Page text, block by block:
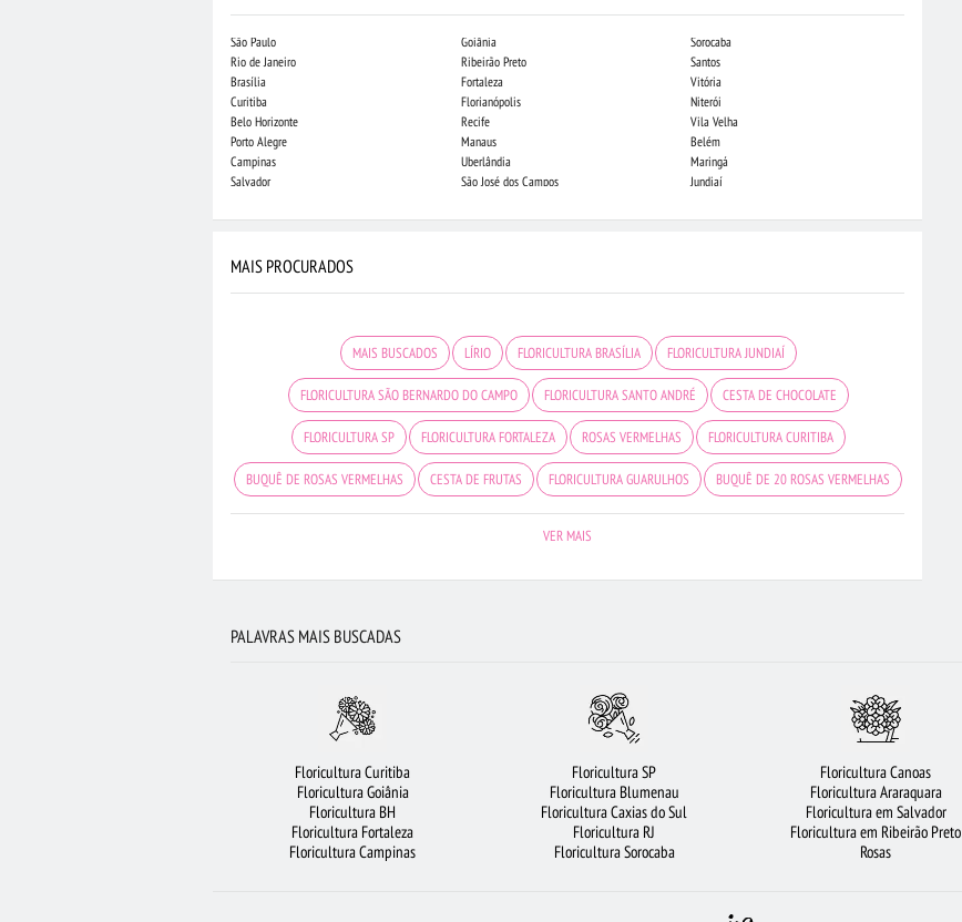
São Paulo
Rio de Janeiro
Brasília
Curitiba
Belo Horizonte
Porto Alegre
Campinas
Salvador
Goiânia
Ribeirão Preto
Fortaleza
Florianópolis
Recife
Manaus
Uberlândia
São José dos Campos
Sorocaba
Santos
Vitória
Niterói
Vila Velha
Belém
Maringá
Jundiaí
MAIS PROCURADOS
MAIS BUSCADOS LÍRIO FLORICULTURA BRASÍLIA FLORICULTURA JUNDIAÍ
FLORICULTURA SÃO BERNARDO DO CAMPO FLORICULTURA SANTO ANDRÉ CESTA DE CHOCOLATE
FLORICULTURA SP FLORICULTURA FORTALEZA ROSAS VERMELHAS FLORICULTURA CURITIBA
BUQUÊ DE ROSAS VERMELHAS CESTA DE FRUTAS FLORICULTURA GUARULHOS BUQUÊ DE 20 ROSAS VERMELHAS
FLORICULTURA SALVADOR
FLORICULTURA UBERLÂNDIA
FLORICULTURA RIBEIRÃO PRETO FLORICULTURA SÃO JOSÉ DOS CAMPOS
ARRANJO DE FLORES FLORICULTURA OSASCO FLORICULTURA NITERÓI
BUQUÊ DE 12 ROSAS VERMELHAS ROSAS AMARELAS FLORICULTURA GOIÂNIA URSO DE PELÚCIA
CESTA DE CAFÉ DA MANHÃ
VER MAIS
PALAVRAS MAIS BUSCADAS
Floricultura Curitiba
Floricultura Goiânia
Floricultura BH
Floricultura Fortaleza
Floricultura Campinas
Floricultura SP
Floricultura Blumenau
Floricultura Caxias do Sul
Floricultura RJ
Floricultura Sorocaba
Floricultura Canoas
Floricultura Araraquara
Floricultura em Salvador
Floricultura em Ribeirão Preto
Rosas